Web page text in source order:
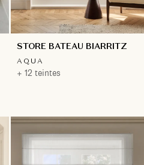
STORE BATEAU BIARRITZ
AQUA
+ 12 teintes